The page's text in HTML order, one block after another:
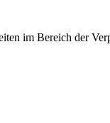
im Bereich der